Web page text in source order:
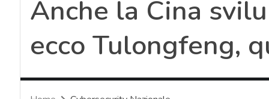
Anche la Cina
ecco Tulongfeng,